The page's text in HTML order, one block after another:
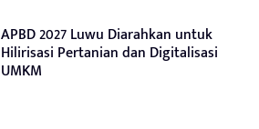
APBD 2027 Luwu Diarahkan untuk
Hilirisasi Pertanian dan Digitalisasi
UMKM